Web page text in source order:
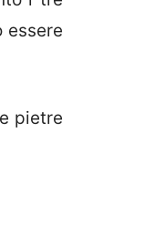
essere
pietre